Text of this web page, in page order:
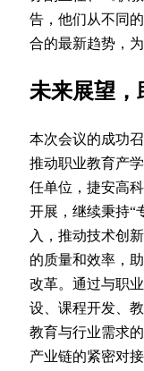
告，他们从不同
合的最新趋势，
未来展望，
本次会议的成功
推动职业教育产
任单位，捷安高
开展，继续秉持“
入，推动技术创
的质量和效率，
改革。通过与职
设、课程开发、
教育与行业需求
产业链的紧密对